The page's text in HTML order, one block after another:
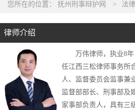
您所在的位置： 抚州刑事辩护网 > 法
律师介绍
万伟律师，执业8年
任江西三松律师事务所
人、监督委员会监事兼
监督部部长、刑事部及
家事部负责人，具有三